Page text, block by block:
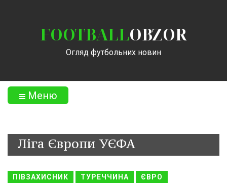
FOOTBALLOBZOR
Огляд футбольних новин
Меню
Ліга Європи УЄФА
ПІВЗАХИСНИК ТУРЕЧЧИНА ЄВРО